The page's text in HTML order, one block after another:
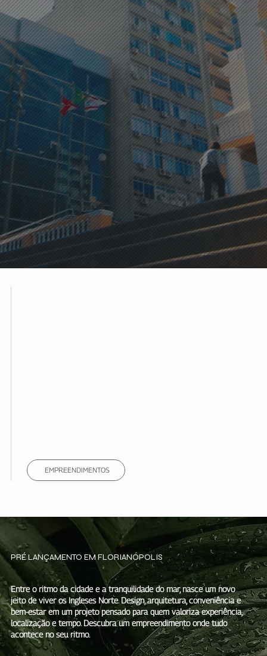
EMPREENDIMENTOS
PRÉ LANÇAMENTO EM FLORIANÓPOLIS
Entre o ritmo da cidade e a tranquilidade do mar, nasce um novo
jeito de viver os Ingleses Norte. Design, arquitetura, conveniência e
bem-estar em um projeto pensado para quem valoriza experiência,
localização e tempo. Descubra um empreendimento onde tudo
acontece no seu ritmo.